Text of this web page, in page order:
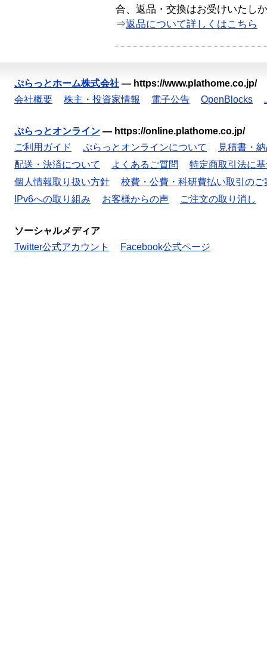
合、返品・交換はお受けいたし
⇒返品について詳しくはこちら
ぷらっとホーム株式会社 — https://www.plathome.co.jp/
会社概要
株主・投資家情報 電子公告 OpenBlocks
ぷらっとオンライン — https://online.plathome.co.jp/
ご利用ガイド
ぷらっとオンラインについて
見積書・
配送・決済について
よくあるご質問
特定商取引法に
個人情報取り扱い方針
校費・公費・科研費払い取引のご
IPv6への取り組み
お客様からの声 ご注文の取り消し
ソーシャルメディア
Twitter公式アカウント
Facebook公式ページ